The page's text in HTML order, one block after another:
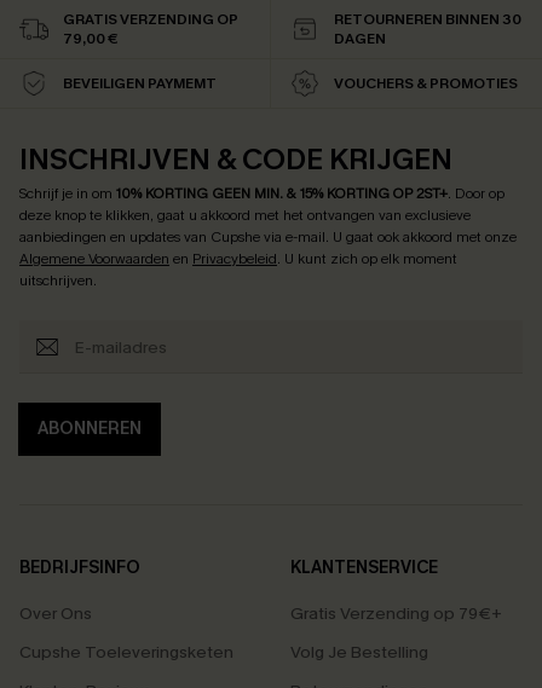
GRATIS VERZENDING OP
79,00 €
RETOURNEREN BINNEN 30
DAGEN
BEVEILIGEN PAYMEMT VOUCHERS & PROMOTIES
INSCHRIJVEN & CODE KRIJGEN
Schrijf je in om 10% KORTING GEEN MIN. & 15% KORTING OP 2ST+. Door op
deze knop te klikken, gaat u akkoord met het ontvangen van exclusieve
aanbiedingen en updates van Cupshe via e-mail. U gaat ook akkoord met onze
Algemene Voorwaarden en Privacybeleid. U kunt zich op elk moment
uitschrijven.
ABONNEREN
BEDRIJFSINFO
Over Ons
Cupshe Toeleveringsketen
KLANTENSERVICE
Gratis Verzending op 79€+
Volg Je Bestelling